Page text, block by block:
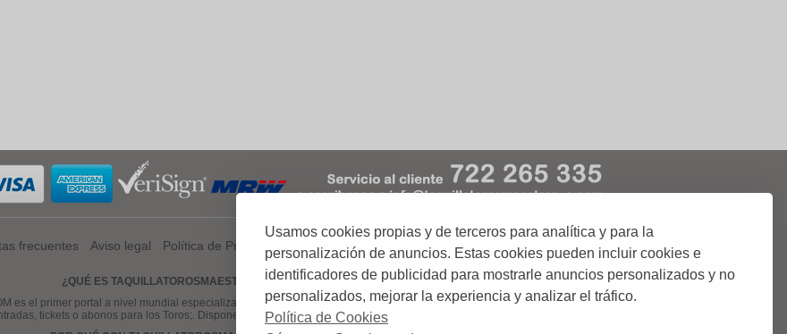
Usamos cookies propias y de terceros para analítica y para la
personalización de anuncios. Estas cookies pueden incluir cookies e
identificadores de publicidad para mostrarle anuncios personalizados y no
personalizados, mejorar la experiencia y analizar el tráfico.
Política de Cookies
frecuentes Aviso legal Política de Privacidad Política de Cookies Condiciones de Uso
¿QUÉ ES TAQUILLATOROSMAESTRANZA.COM?
es el primer portal a nivel mundial especializado en venta de entradas, tickets o abonos de Corridas de Toros;.
tickets o abonos para los Toros;. Disponemos de una gama amplia de ciudades donde podrás comprar tus entradas.